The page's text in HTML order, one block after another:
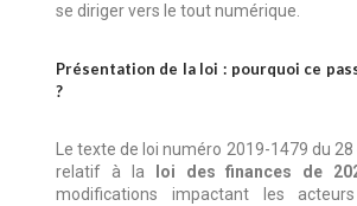
se diriger vers le tout numérique.
Présentation de la loi : pourquoi ce
?
Le texte de loi numéro 2019-1479 du
relatif à la
loi des finances de
modifications impactant les